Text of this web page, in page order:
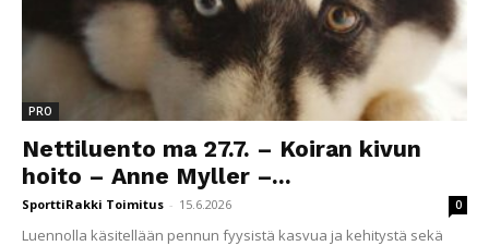
PRO
Nettiluento ma 27.7. – Koiran kivun
hoito – Anne Myller –...
SporttiRakki Toimitus - 15.6.2026 0
Luennolla käsitellään pennun fyysistä kasvua ja kehitystä sekä